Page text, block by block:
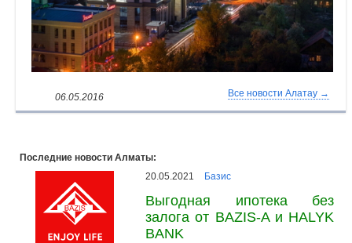
06.05.2016 Все новости Алатау →
Последние новости Алматы:
20.05.2021
Базис
Выгодная ипотека без
залога от BAZIS-A и HALYK
BANK